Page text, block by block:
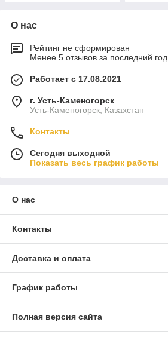
О нас
Рейтинг не сформирован
Менее 5 отзывов за последний год
Работает с 17.08.2021
г. Усть-Каменогорск
Усть-Каменогорск, Казахстан
Контакты
Сегодня выходной
Показать весь график работы
О нас
Контакты
Доставка и оплата
График работы
Полная версия сайта